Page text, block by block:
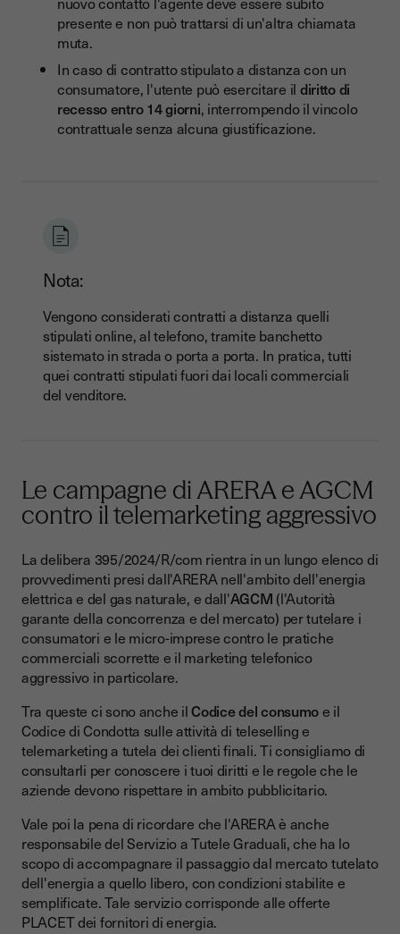
presente e non può trattarsi di un'altra chiamata
muta.
In caso di contratto stipulato a distanza con un
consumatore, l'utente può esercitare il diritto di
recesso entro 14 giorni, interrompendo il vincolo
contrattuale senza alcuna giustificazione.
Nota:
Vengono considerati contratti a distanza quelli
stipulati online, al telefono, tramite banchetto
sistemato in strada o porta a porta. In pratica, tutti
quei contratti stipulati fuori dai locali commerciali
del venditore.
Le campagne di ARERA e AGCM
contro il telemarketing aggressivo
La delibera 395/2024/R/com rientra in un lungo elenco di
provvedimenti presi dall'ARERA nell'ambito dell'energia
elettrica e del gas naturale, e dall'AGCM (l'Autorità
garante della concorrenza e del mercato) per tutelare i
consumatori e le micro-imprese contro le pratiche
commerciali scorrette e il marketing telefonico
aggressivo in particolare.
Tra queste ci sono anche ilCodice del consumoe il
Codice di Condotta sulle attività di teleselling e
telemarketing a tutela dei clienti finali. Ti consigliamo di
consultarli per conoscere i tuoi diritti e le regole che le
aziende devono rispettare in ambito pubblicitario.
Vale poi la pena di ricordare che l'ARERA è anche
responsabile del Servizio a Tutele Graduali, che ha lo
scopo di accompagnare il passaggio dal mercato tutelato
dell'energia a quello libero, con condizioni stabilite e
semplificate. Tale servizio corrisponde alle offerte
PLACET dei fornitori di energia.